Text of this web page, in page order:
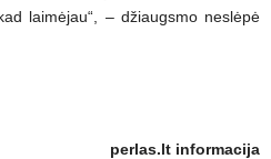
laimėjau“, – džiaugsmo neslėpė
perlas.lt informacija